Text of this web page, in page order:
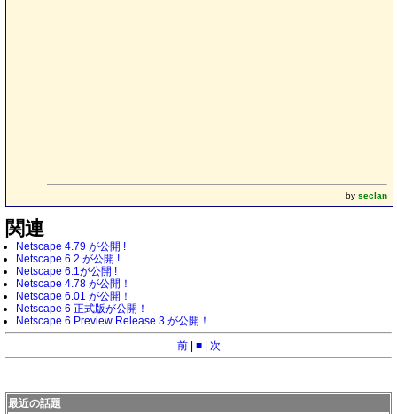
by seclan
関連
Netscape 4.79 が公開 !
Netscape 6.2 が公開 !
Netscape 6.1が公開 !
Netscape 4.78 が公開！
Netscape 6.01 が公開！
Netscape 6 正式版が公開！
Netscape 6 Preview Release 3 が公開！
前| ■| 次
最近の話題